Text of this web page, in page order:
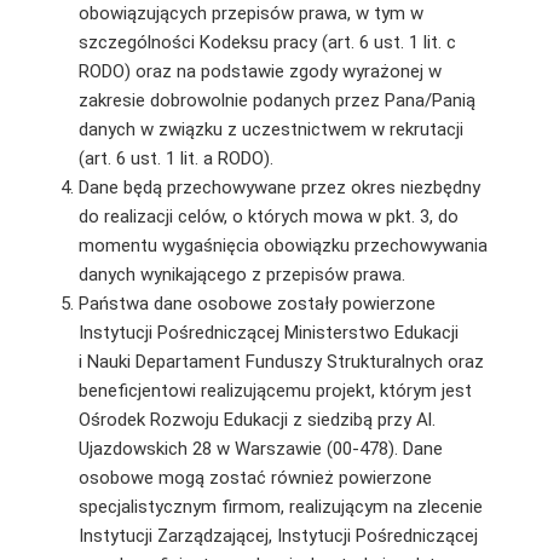
obowiązujących przepisów prawa, w tym w
szczególności Kodeksu pracy (art. 6 ust. 1 lit. c
RODO) oraz na podstawie zgody wyrażonej w
zakresie dobrowolnie podanych przez Pana/Panią
danych w związku z uczestnictwem w rekrutacji
(art. 6 ust. 1 lit. a RODO).
Dane będą przechowywane przez okres niezbędny
do realizacji celów, o których mowa w pkt. 3, do
momentu wygaśnięcia obowiązku przechowywania
danych wynikającego z przepisów prawa.
Państwa dane osobowe zostały powierzone
Instytucji Pośredniczącej Ministerstwo Edukacji
i Nauki Departament Funduszy Strukturalnych oraz
beneficjentowi realizującemu projekt, którym jest
Ośrodek Rozwoju Edukacji z siedzibą przy Al.
Ujazdowskich 28 w Warszawie (00-478). Dane
osobowe mogą zostać również powierzone
specjalistycznym firmom, realizującym na zlecenie
Instytucji Zarządzającej, Instytucji Pośredniczącej